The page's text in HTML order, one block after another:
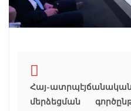
Հայ-
մերձեցման